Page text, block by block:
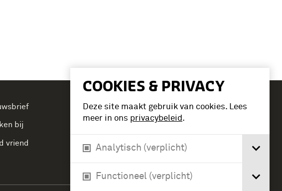
COOKIES & PRIVACY
Deze site maakt gebruik van cookies. Lees
meer in ons privacybeleid.
Analytisch (verplicht)
Functioneel (verplicht)
bij
vriend
Tickets
Verlengde Paltzerweg 1